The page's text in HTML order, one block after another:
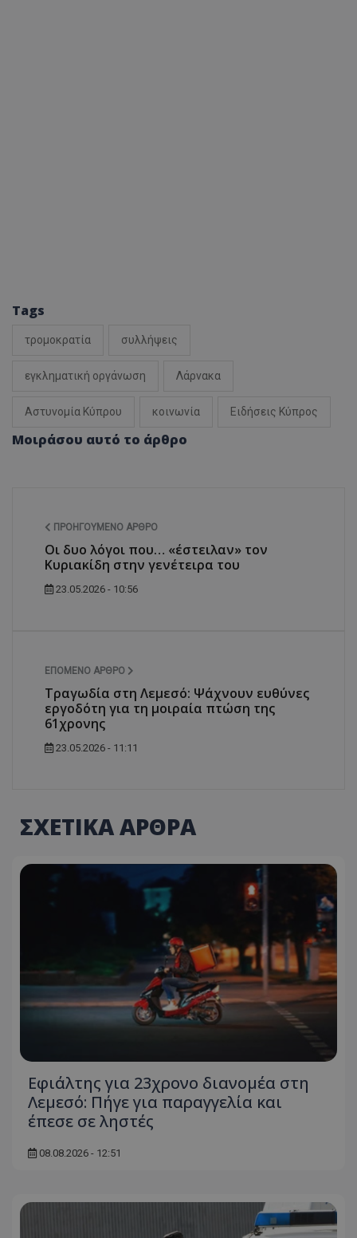
Tags
τρομοκρατία συλλήψεις
εγκληματική οργάνωση Λάρνακα
Αστυνομία Κύπρου κοινωνία Ειδήσεις Κύπρος
Μοιράσου αυτό το άρθρο
ΠΡΟΗΓΟΎΜΕΝΟ ΆΡΘΡΟ
Οι δυο λόγοι που… «έστειλαν» τον
Κυριακίδη στην γενέτειρα του
23.05.2026 - 10:56
ΕΠΌΜΕΝΟ ΆΡΘΡΟ
Τραγωδία στη Λεμεσό: Ψάχνουν ευθύνες
εργοδότη για τη μοιραία πτώση της
61χρονης
23.05.2026 - 11:11
ΣΧΕΤΙΚΑ ΑΡΘΡΑ
Εφιάλτης για 23χρονο διανομέα στη
Λεμεσό: Πήγε για παραγγελία και
έπεσε σε ληστές
08.08.2026 - 12:51